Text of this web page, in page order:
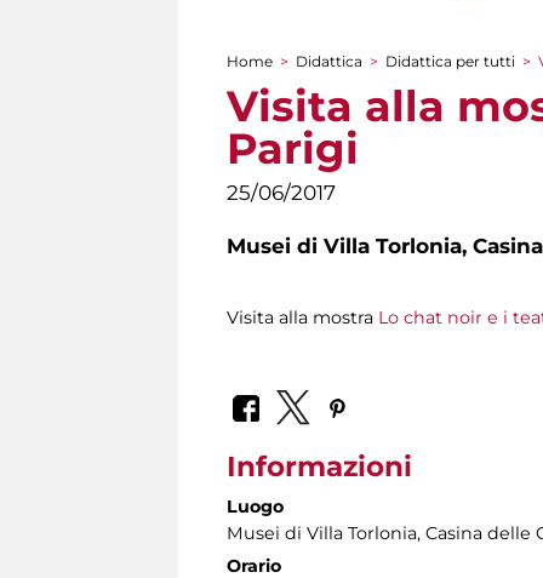
Tu sei qui
Home > Didattica > Didattica per tutti >
Visita alla
Parigi
25/06/2017
Musei di Villa Torlonia,
Visita alla mostra Lo chat noir e i
Informazioni
Luogo
Musei di Villa Torlonia, Casina delle
Orario